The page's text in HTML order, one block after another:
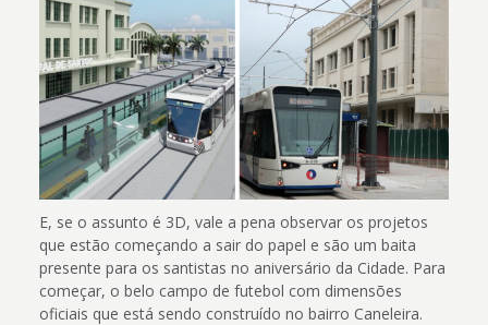
E, se o assunto é 3D, vale a pena observar os projetos
que estão começando a sair do papel e são um baita
presente para os santistas no aniversário da Cidade. Para
começar, o belo campo de futebol com dimensões
oficiais que está sendo construído no bairro Caneleira.